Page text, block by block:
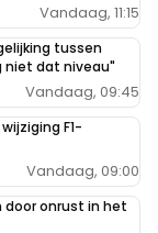
Vandaag, 11:15
tussen
niet dat niveau"
Vandaag, 09:45
F1-
Vandaag, 09:00
door onrust in het